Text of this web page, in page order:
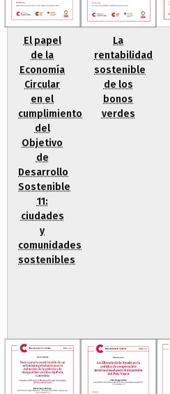
El papel
de la
Economía
Circular
en el
cumplimiento
del
Objetivo
de
Desarrollo
Sostenible
11:
ciudades
y
comunidades
sostenibles
La
rentabilidad
sostenible
de los
bonos
verdes